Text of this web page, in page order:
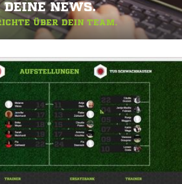
DEINE NEWS.
ÜBER DEIN TEAM.